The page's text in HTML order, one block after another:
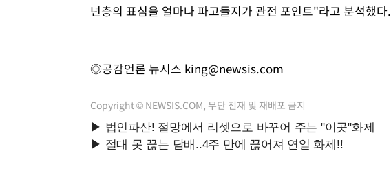
년층의 표심을 얼마나 파고들지가 관전 포인트"라고 분석했다.
◎공감언론 뉴시스 king@newsis.com
Copyright © NEWSIS.COM, 무단 전재 및 재배포 금지